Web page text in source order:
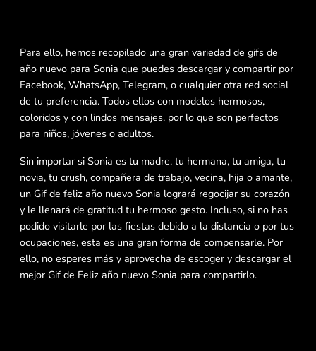
Para ello, hemos recopilado una gran variedad de gifs de
año nuevo para Sonia que puedes descargar y compartir por
Facebook, WhatsApp, Telegram, o cualquier otra red social
de tu preferencia. Todos ellos con modelos hermosos,
coloridos y con lindos mensajes, por lo que son perfectos
para niños, jóvenes o adultos.
Sin importar si Sonia es tu madre, tu hermana, tu amiga, tu
novia, tu crush, compañera de trabajo, vecina, hija o amante,
un Gif de feliz año nuevo Sonia logrará regocijar su corazón
y le llenará de gratitud tu hermoso gesto. Incluso, si no has
podido visitarle por las fiestas debido a la distancia o por tus
ocupaciones, esta es una gran forma de compensarle. Por
ello, no esperes más y aprovecha de escoger y descargar el
mejor Gif de Feliz año nuevo Sonia para compartirlo.